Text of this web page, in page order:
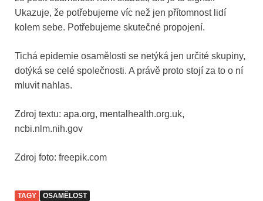
Ukazuje, že potřebujeme víc než jen přítomnost lidí
kolem sebe. Potřebujeme skutečné propojení.
Tichá epidemie osamělosti se netýká jen určité skupiny,
dotýká se celé společnosti. A právě proto stojí za to o ní
mluvit nahlas.
Zdroj textu: apa.org, mentalhealth.org.uk,
ncbi.nlm.nih.gov
Zdroj foto: freepik.com
TAGY OSAMĚLOST